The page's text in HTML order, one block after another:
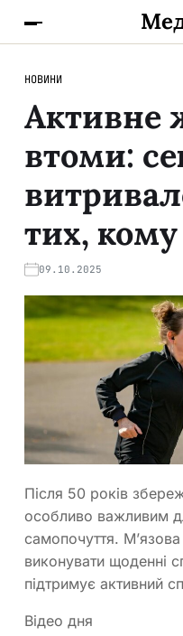
НОВИНИ
Активне
втоми:
тих, кому
09.10.2025
Після 50 років
особливо важливим
самопочуття.
виконувати щоденні
підтримує активний
Відео дня